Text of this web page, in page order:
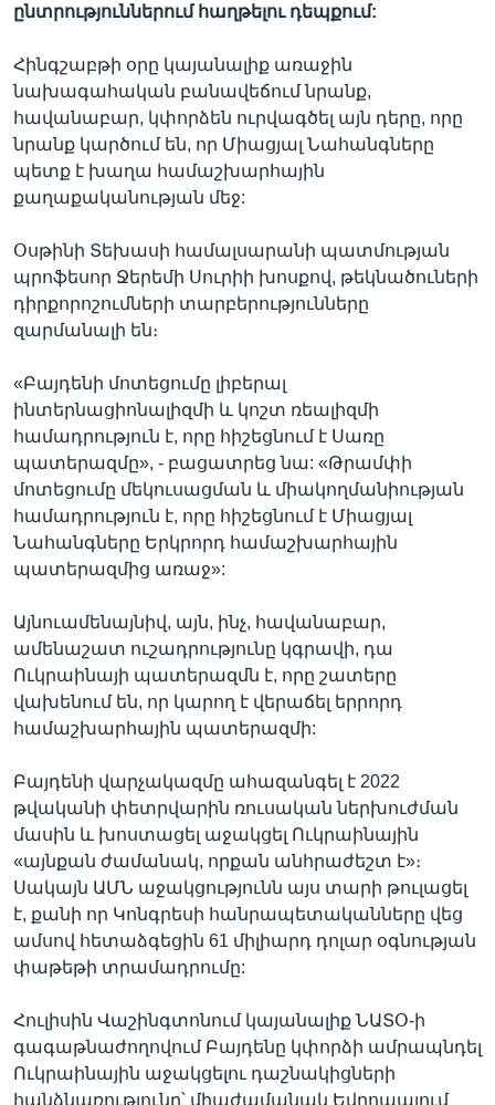
ընտրություններում հաղթելու դեպքում:
Հինգշաբթի օրը կայանալիք առաջին
նախագահական բանավեճում նրանք,
հավանաբար, կփորձեն ուրվագծել այն դերը, որը
նրանք կարծում են, որ Միացյալ Նահանգները
պետք է խաղա համաշխարհային
քաղաքականության մեջ:
Օսթինի Տեխասի համալսարանի պատմության
պրոֆեսոր Ջերեմի Սուրիի խոսքով, թեկնածուների
դիրքորոշումների տարբերությունները
զարմանալի են։
«Բայդենի մոտեցումը լիբերալ
ինտերնացիոնալիզմի և կոշտ ռեալիզմի
համադրություն է, որը հիշեցնում է Սառը
պատերազմը», - բացատրեց նա: «Թրամփի
մոտեցումը մեկուսացման և միակողմանիության
համադրություն է, որը հիշեցնում է Միացյալ
Նահանգները Երկրորդ համաշխարհային
պատերազմից առաջ»:
Այնուամենայնիվ, այն, ինչ, հավանաբար,
ամենաշատ ուշադրությունը կգրավի, դա
Ուկրաինայի պատերազմն է, որը շատերը
վախենում են, որ կարող է վերաճել երրորդ
համաշխարհային պատերազմի:
Բայդենի վարչակազմը ահազանգել է 2022
թվականի փետրվարին ռուսական ներխուժման
մասին և խոստացել աջակցել Ուկրաինային
«այնքան ժամանակ, որքան անհրաժեշտ է»։
Սակայն ԱՄՆ աջակցությունն այս տարի թուլացել
է, քանի որ Կոնգրեսի հանրապետականները վեց
ամսով հետաձգեցին 61 միլիարդ դոլար օգնության
փաթեթի տրամադրումը:
Հուլիսին Վաշինգտոնում կայանալիք ՆԱՏՕ-ի
գագաթնաժողովում Բայդենը կփորձի ամրապնդել
Ուկրաինային աջակցելու դաշնակիցների
հանձնառությունը՝ միաժամանակ Եվրոպայում